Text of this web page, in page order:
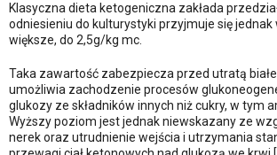
Klasyczna dieta ketogeniczna zakłada
odniesieniu do kulturystyki przyjmuje się
większe, do 2,5g/kg mc.
Taka zawartość zabezpiecza przed utratą
umożliwia zachodzenie procesów
glukozy ze składników innych niż cukry, w tym
Wyższy poziom jest jednak niewskazany ze
nerek oraz utrudnienie wejścia i utrzymania